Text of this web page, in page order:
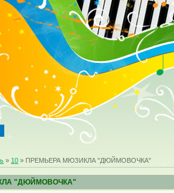
» 10 » ПРЕМЬЕРА МЮЗИКЛА "ДЮЙМОВОЧКА"
"ДЮЙМОВОЧКА"